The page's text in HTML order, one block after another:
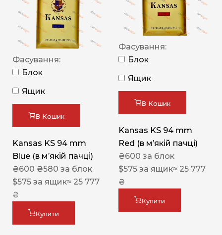
Фасування:
Блок
Ящик
В Кошик
Kansas KS 94 mm
Blue (в мʼякій пачці)
₴600 ₴580 за блок
$575 за ящик≈ 25 777
₴
Купити
Фасування:
Блок
Ящик
В Кошик
Kansas KS 94 mm
Red (в мʼякій пачці)
₴600 за блок
$575 за ящик≈ 25 777
₴
Купити